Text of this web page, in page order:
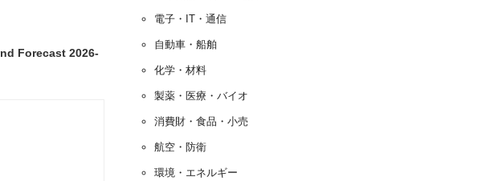
Forecast 2026-
電子・IT・通信
自動車・船舶
化学・材料
製薬・医療・バイオ
消費財・食品・小売
航空・防衛
環境・エネルギー